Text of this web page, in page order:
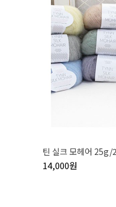
틴 실크 모헤어
14,000원